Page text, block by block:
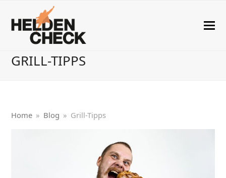
GRILL-TIPPS
Home » Blog » Grill-Tipps